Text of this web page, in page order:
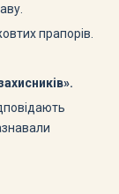
прапорів.